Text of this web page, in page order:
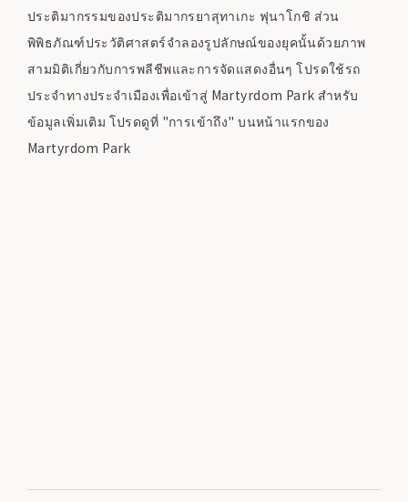
ประติมากรรมของประติมากรยาสุทาเกะ ฟุนาโกชิ ส่วน
พิพิธภัณฑ์ประวัติศาสตร์จำลองรูปลักษณ์ของยุคนั้นด้วยภาพ
สามมิติเกี่ยวกับการพลีชีพและการจัดแสดงอื่นๆ โปรดใช้รถ
ประจำทางประจำเมืองเพื่อเข้าสู่ Martyrdom Park สำหรับ
ข้อมูลเพิ่มเติม โปรดดูที่ "การเข้าถึง" บนหน้าแรกของ
Martyrdom Park